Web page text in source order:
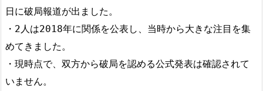
日に破局報道が出ました。
・2人は2018年に関係を公表し、当時から大きな注目を集
めてきました。
・現時点で、双方から破局を認める公式発表は確認されて
いません。